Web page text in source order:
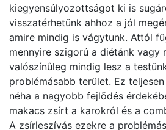
kiegyensúlyozottságot ki is
visszatérhetünk ahhoz a jól
amire mindig is vágytunk. Attól
mennyire szigorú a diétánk vagy
valószínûleg mindig lesz a
problémásabb terület. Ez
néha a nagyobb fejlõdés
makacs zsírt a karokról és a
A zsírleszívás ezekre a